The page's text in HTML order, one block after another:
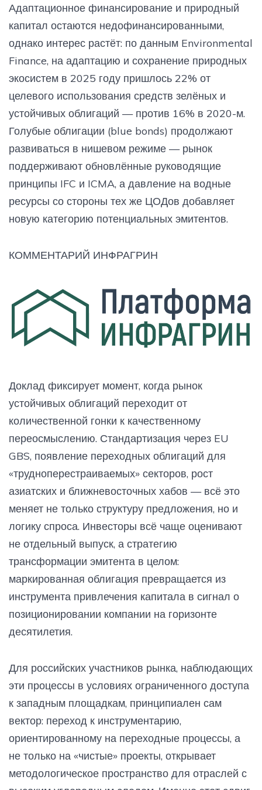
Адаптационное финансирование и природный
капитал остаются недофинансированными,
однако интерес растёт: по данным Environmental
Finance, на адаптацию и сохранение природных
экосистем в 2025 году пришлось 22% от
целевого использования средств зелёных и
устойчивых облигаций — против 16% в 2020-м.
Голубые облигации (blue bonds) продолжают
развиваться в нишевом режиме — рынок
поддерживают обновлённые руководящие
принципы IFC и ICMA, а давление на водные
ресурсы со стороны тех же ЦОДов добавляет
новую категорию потенциальных эмитентов.
КОММЕНТАРИЙ ИНФРАГРИН
Доклад фиксирует момент, когда рынок
устойчивых облигаций переходит от
количественной гонки к качественному
переосмыслению. Стандартизация через EU
GBS, появление переходных облигаций для
«трудноперестраиваемых» секторов, рост
азиатских и ближневосточных хабов — всё это
меняет не только структуру предложения, но и
логику спроса. Инвесторы всё чаще оценивают
не отдельный выпуск, а стратегию
трансформации эмитента в целом:
маркированная облигация превращается из
инструмента привлечения капитала в сигнал о
позиционировании компании на горизонте
десятилетия.
Для российских участников рынка, наблюдающих
эти процессы в условиях ограниченного доступа
к западным площадкам, принципиален сам
вектор: переход к инструментарию,
ориентированному на переходные процессы, а
не только на «чистые» проекты, открывает
методологическое пространство для отраслей с